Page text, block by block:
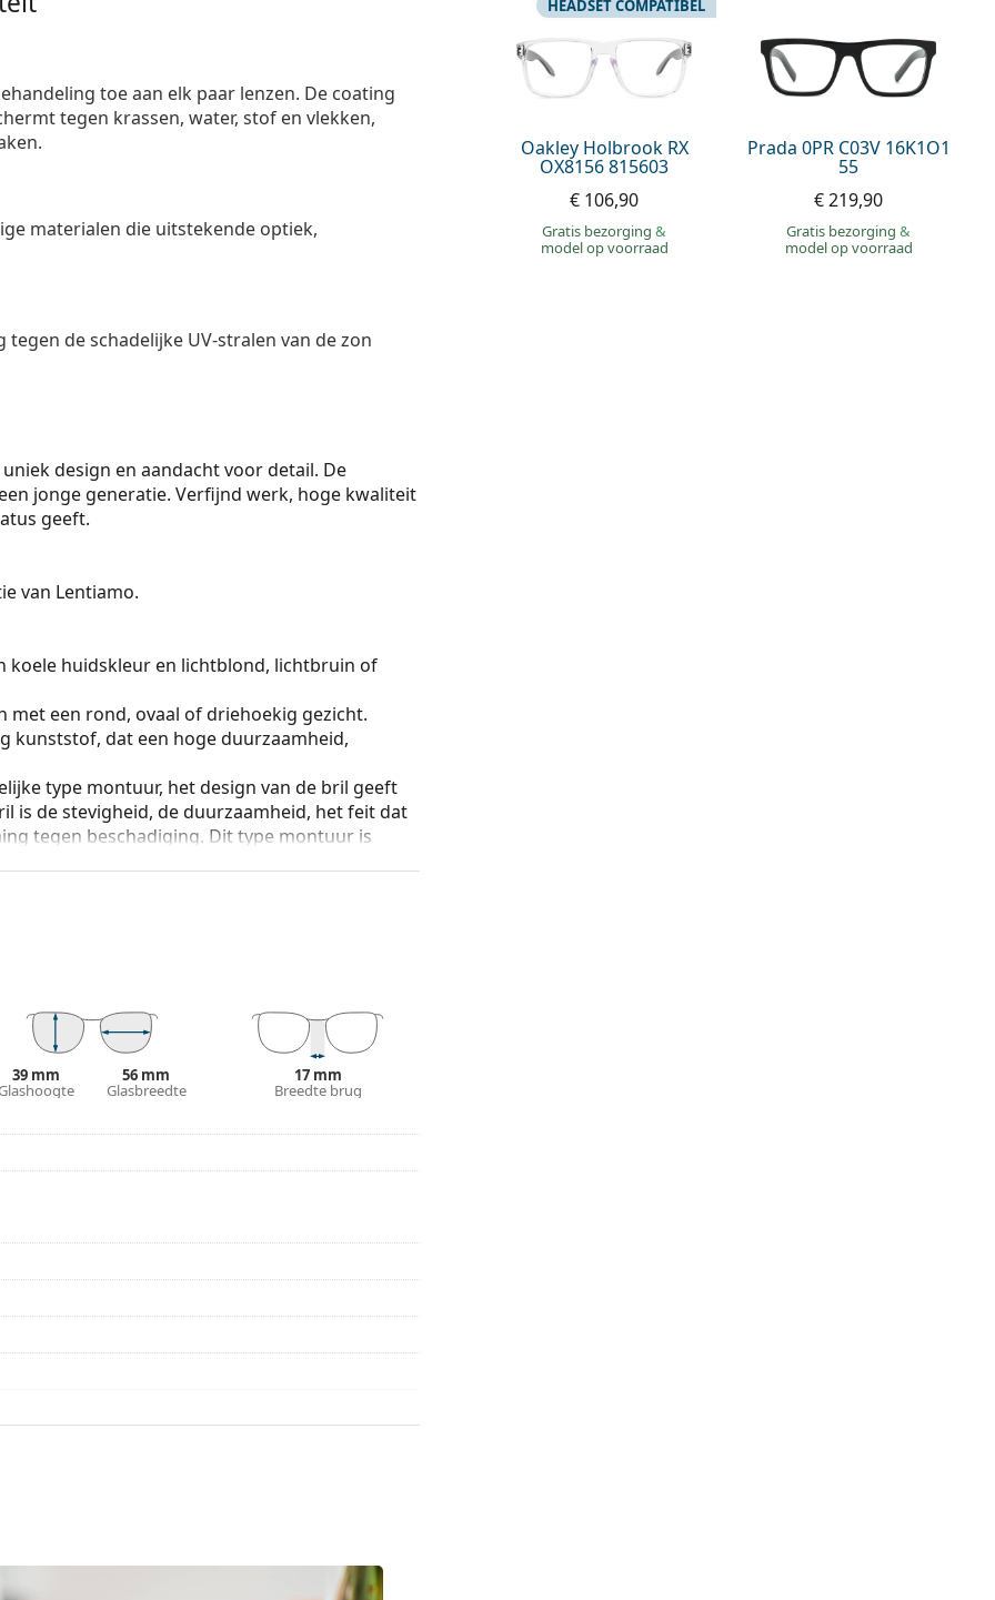
Oakley Holbrook RX
OX8156 815603
HEADSET COMPATIBEL
€ 106,90
Gratis bezorging&
model op voorraad
Prada 0PR C03V 16K1O1
55
€ 219,90
Gratis bezorging&
model op voorraad
toe aan elk paar lenzen. De coating
tegen krassen, water, stof en vlekken,
materialen die uitstekende optiek,
de schadelijke UV-stralen van de zon
design en aandacht voor detail. De
jonge generatie. Verfijnd werk, hoge kwaliteit
geeft.
van Lentiamo.
koele huidskleur en lichtblond, lichtbruin of
een rond, ovaal of driehoekig gezicht.
kunststof, dat een hoge duurzaamheid,
type montuur, het design van de bril geeft
is de stevigheid, de duurzaamheid, het feit dat
tegen beschadiging. Dit type montuur is
tegen schade en behouden langer de juiste
de koker en het ontwerp kunnen variëren.
verzorgen van zonnebrillen. Sommige
van een doekje.
of Bekijk onzebrillengids
als je hulp nodig hebt
39 mm 56 mm
Glasbreedte
17 mm
Breedte brug